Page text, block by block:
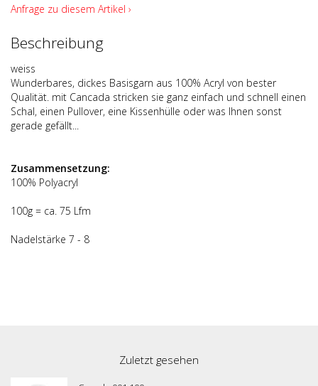
Anfrage zu diesem Artikel ›
Beschreibung
weiss
Wunderbares, dickes Basisgarn aus 100% Acryl von bester
Qualität. mit Cancada stricken sie ganz einfach und schnell einen
Schal, einen Pullover, eine Kissenhülle oder was Ihnen sonst
gerade gefällt...
Zusammensetzung:
100% Polyacryl
100g = ca. 75 Lfm
Nadelstärke 7 - 8
Zuletzt gesehen